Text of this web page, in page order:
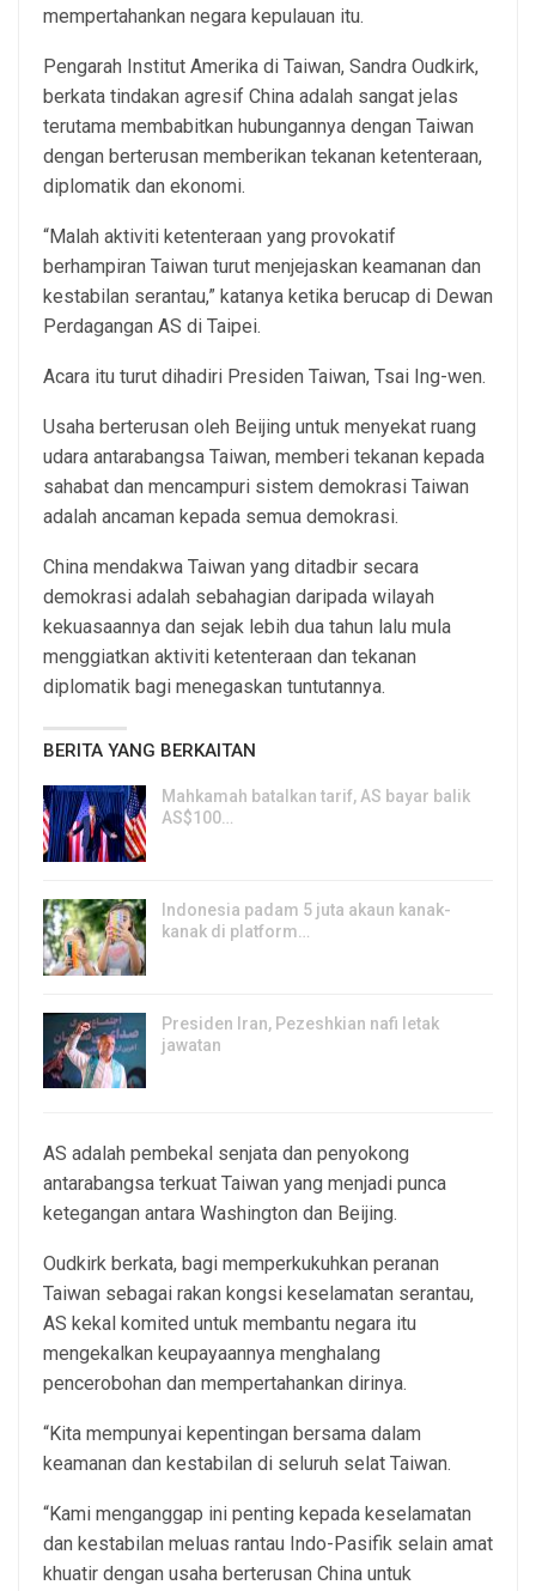
mempertahankan negara kepulauan itu.
Pengarah Institut Amerika di Taiwan, Sandra Oudkirk,
berkata tindakan agresif China adalah sangat jelas
terutama membabitkan hubungannya dengan Taiwan
dengan berterusan memberikan tekanan ketenteraan,
diplomatik dan ekonomi.
“Malah aktiviti ketenteraan yang provokatif
berhampiran Taiwan turut menjejaskan keamanan dan
kestabilan serantau,” katanya ketika berucap di Dewan
Perdagangan AS di Taipei.
Acara itu turut dihadiri Presiden Taiwan, Tsai Ing-wen.
Usaha berterusan oleh Beijing untuk menyekat ruang
udara antarabangsa Taiwan, memberi tekanan kepada
sahabat dan mencampuri sistem demokrasi Taiwan
adalah ancaman kepada semua demokrasi.
China mendakwa Taiwan yang ditadbir secara
demokrasi adalah sebahagian daripada wilayah
kekuasaannya dan sejak lebih dua tahun lalu mula
menggiatkan aktiviti ketenteraan dan tekanan
diplomatik bagi menegaskan tuntutannya.
BERITA YANG BERKAITAN
Mahkamah batalkan tarif, AS bayar balik
AS$100…
Indonesia padam 5 juta akaun kanak-
kanak di platform…
Presiden Iran, Pezeshkian nafi letak
jawatan
AS adalah pembekal senjata dan penyokong
antarabangsa terkuat Taiwan yang menjadi punca
ketegangan antara Washington dan Beijing.
Oudkirk berkata, bagi memperkukuhkan peranan
Taiwan sebagai rakan kongsi keselamatan serantau,
AS kekal komited untuk membantu negara itu
mengekalkan keupayaannya menghalang
pencerobohan dan mempertahankan dirinya.
“Kita mempunyai kepentingan bersama dalam
keamanan dan kestabilan di seluruh selat Taiwan.
“Kami menganggap ini penting kepada keselamatan
dan kestabilan meluas rantau Indo-Pasifik selain amat
khuatir dengan usaha berterusan China untuk